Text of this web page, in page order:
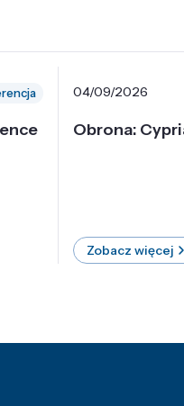
04/09/2026
Obrona:
Zobacz więcej